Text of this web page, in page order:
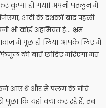
कुप्पा हो गया। अपनी पतलून में
शादी के दशकों बाद पहली
भी कोई अहमियत है… भ्रम
में पूछ ही लिया आपके लिए मैं
फिज़ूल की बातें छोडिए मरिएगा मत
आए थे और मैं पलंग के नीचे
कि यहां क्या कर रहे हैं, तब